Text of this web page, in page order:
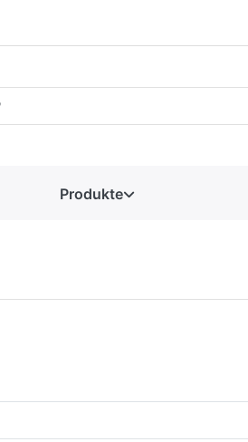
Produkte